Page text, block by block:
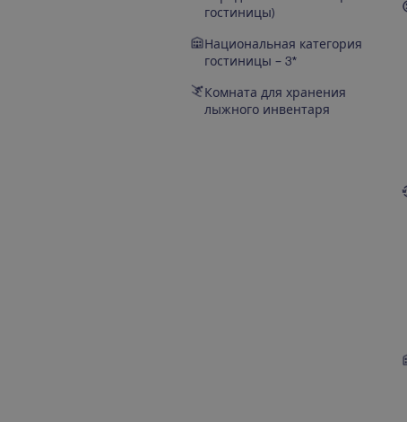
гостиницы)
Национальная категория
гостиницы – 3*
Комната для хранения
лыжного инвентаря